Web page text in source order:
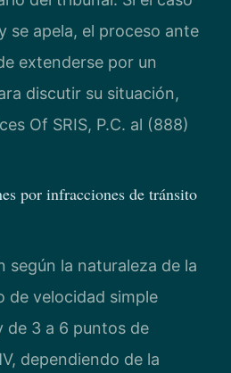
se apela, el proceso ante
extenderse por un
discutir su situación,
Of SRIS, P.C. al (888)
por infracciones de tránsito
según la naturaleza de la
de velocidad simple
de 3 a 6 puntos de
dependiendo de la